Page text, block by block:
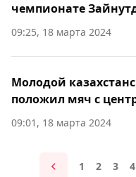
чемпионате
09:25, 18 марта 2024
Молодой
положил мяч с
09:01, 18 марта 2024
1 2 3 4